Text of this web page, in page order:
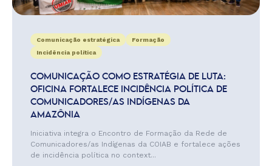
Comunicação estratégica
Formação
Incidência política
COMUNICAÇÃO COMO ESTRATÉGIA DE LUTA:
OFICINA FORTALECE INCIDÊNCIA POLÍTICA DE
COMUNICADORES/AS INDÍGENAS DA
AMAZÔNIA
Iniciativa integra o Encontro de Formação da Rede de
Comunicadores/as Indígenas da COIAB e fortalece ações
de incidência política no context...